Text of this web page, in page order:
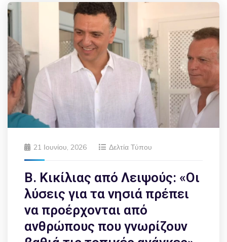
21 Ιουνίου, 2026 Δελτία Τύπου
Β. Κικίλιας από Λειψούς: «Οι
λύσεις για τα νησιά πρέπει
να προέρχονται από
ανθρώπους που γνωρίζουν